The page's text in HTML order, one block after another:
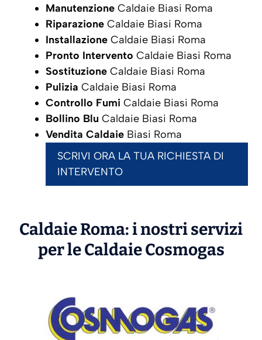
Manutenzione Caldaie Biasi Roma
Riparazione Caldaie Biasi Roma
Installazione Caldaie Biasi Roma
Pronto Intervento Caldaie Biasi Roma
Sostituzione Caldaie Biasi Roma
Pulizia Caldaie Biasi Roma
Controllo Fumi Caldaie Biasi Roma
Bollino Blu Caldaie Biasi Roma
Vendita Caldaie Biasi Roma
SCRIVI ORA LA TUA RICHIESTA DI
INTERVENTO
Caldaie Roma: i nostri servizi
per le CaldaieCosmogas